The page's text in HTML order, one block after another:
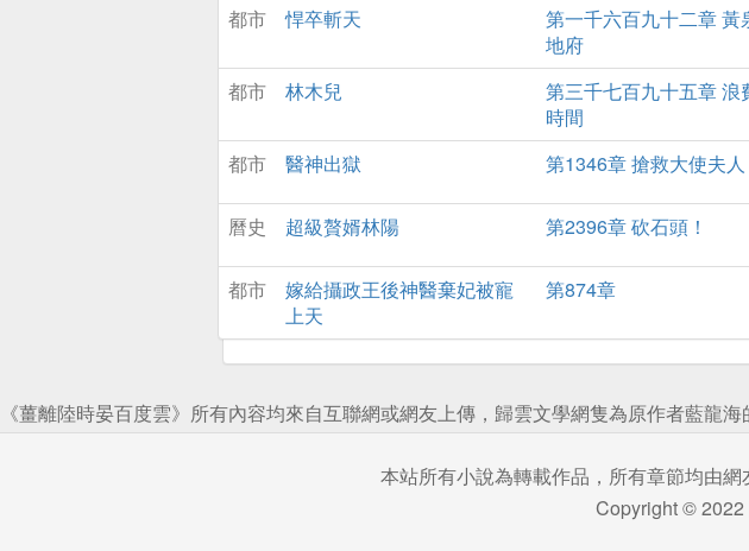
都市 悍卒斬天
第一千六百九十二章 黃
地府
都市 林木兒
第三千七百九十五章 浪
時間
都市 醫神出獄 第1346章 搶救大使夫人
曆史 超級贅婿林陽 第2396章 砍石頭！
都市
嫁給攝政王後神醫棄妃被寵
上天
第874章
《薑離陸時晏百度雲》所有內容均來自互聯網或網友上傳，歸雲文學網隻為原作者藍龍
本站所有小說為轉載作品，所有章節均由
Copyright ©